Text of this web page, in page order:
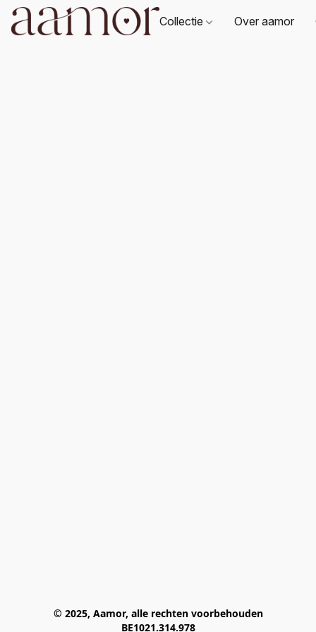
Collectie Over aamor
© 2025, Aamor, alle rechten voorbehouden
BE1021.314.978